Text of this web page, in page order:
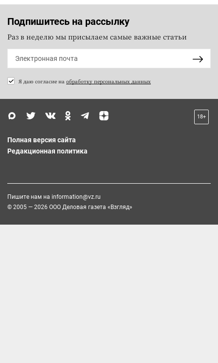
Подпишитесь на рассылку
Раз в неделю мы присылаем самые важные статьи
Я даю согласие на обработку персональных данных
18+
Полная версия сайта
Редакционная политика
Пишите нам на information@vz.ru
© 2005 — 2026 ООО Деловая газета «Взгляд»